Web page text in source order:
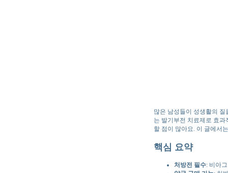
많은 남성들이 성생활의
는 발기부전 치료제로 효
할 점이 많아요. 이 글에서
핵심 요약
처방전 필수: 비아